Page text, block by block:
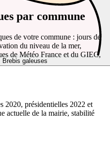
Brebis galeuses
par commune
de votre commune : jours de
du niveau de la mer,
de Météo France et du GIEC,
2020, présidentielles 2022 et
actuelle de la mairie, stabilité